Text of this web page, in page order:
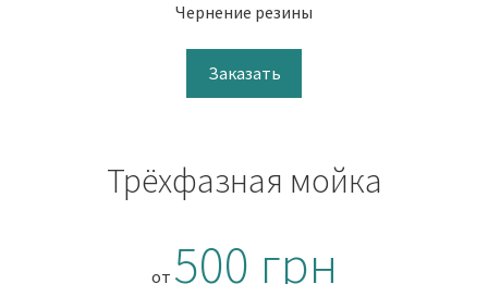
Чернение резины
Заказать
Трёхфазная мойка
от 500 грн